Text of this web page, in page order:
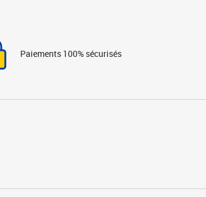
Paiements 100% sécurisés